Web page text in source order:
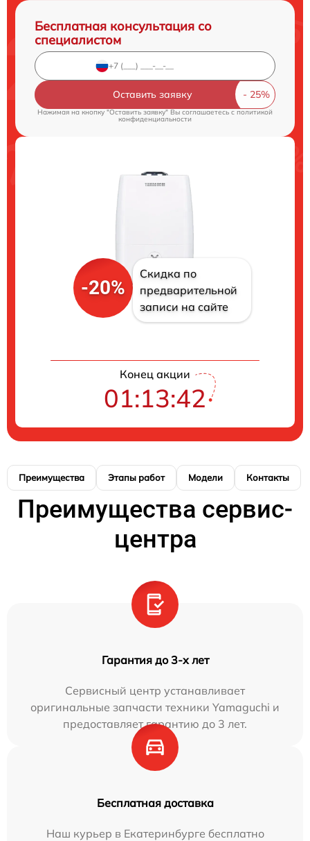
Бесплатная консультация со
специалистом
Оставить заявку
Нажимая на кнопку "Оставить заявку" Вы соглашаетесь cполитикой
конфиденциальности
-20%
Скидка по
предварительной
записи на сайте
Конец акции
01:13:41
Преимущества Этапы работ Модели Контакты
Преимущества сервис-
центра
Гарантия до 3-х лет
Сервисный центр устанавливает
оригинальные запчасти техники Yamaguchi и
предоставляет гарантию до 3 лет.
Бесплатная доставка
Наш курьер в Екатеринбурге бесплатно